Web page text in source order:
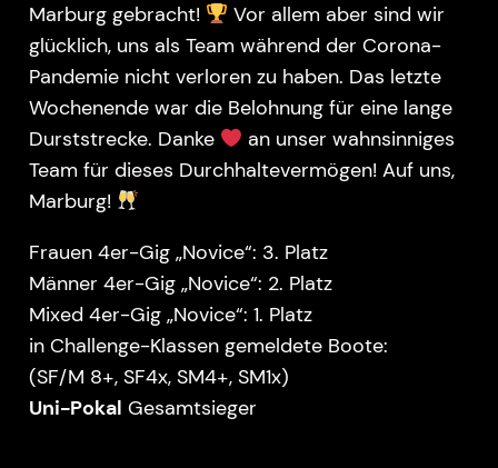
Marburg gebracht!
Vor allem aber sind wir
glücklich, uns als Team während der Corona-
Pandemie nicht verloren zu haben. Das letzte
Wochenende war die Belohnung für eine lange
Durststrecke. Danke
an unser wahnsinniges
Team für dieses Durchhaltevermögen! Auf uns,
Marburg!
Frauen 4er-Gig „Novice“: 3. Platz
Männer 4er-Gig „Novice“: 2. Platz
Mixed 4er-Gig „Novice“: 1. Platz
in Challenge-Klassen gemeldete Boote:
(SF/M 8+, SF4x, SM4+, SM1x)
Uni-Pokal Gesamtsieger